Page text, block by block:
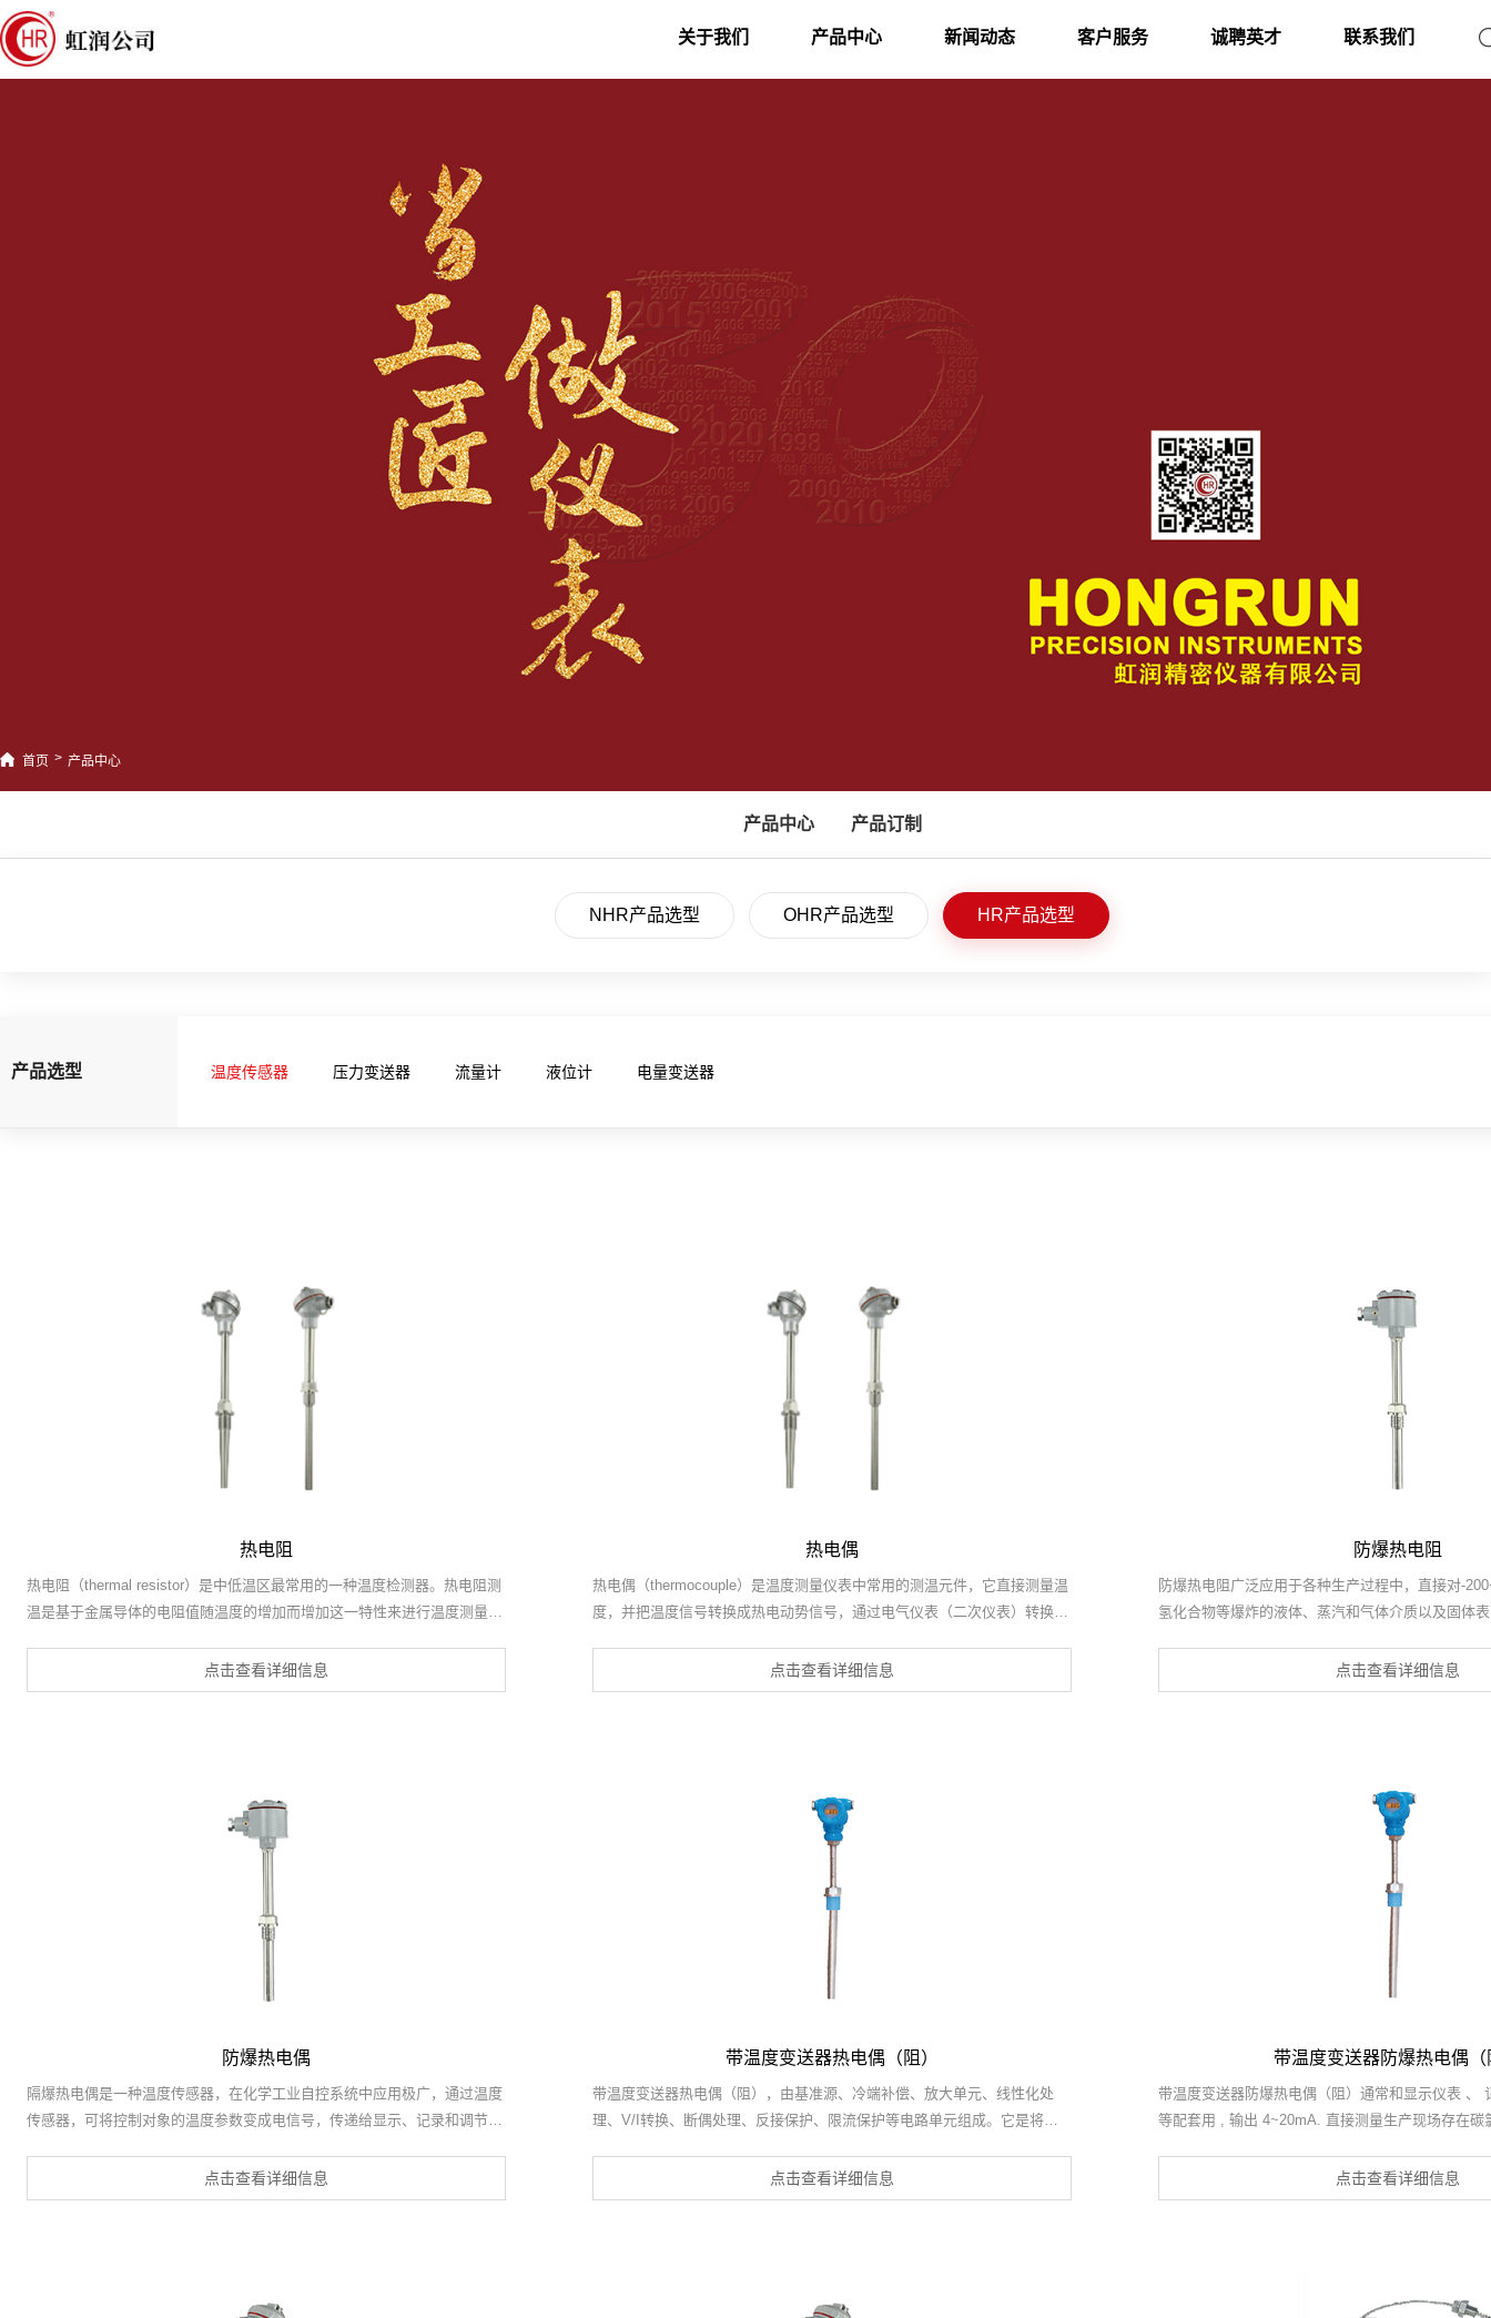
关于我们 产品中心 新闻动态 客户服务 诚聘英才 联系我们
首页 > 产品中心
产品中心 产品订制
NHR产品选型 OHR产品选型 HR产品选型
产品选型 温度传感器 压力变送器 流量计 液位计 电量变送器
热电阻
热电阻（thermal resistor）是中低温区最常用的一种温度检测器。热电阻测
温是基于金属导体的电阻值随温度的增加而增加这一特性来进行温度测量
最高的，它不仅广泛应用于工业测温，而且被制成标准的基准仪。
点击查看详细信息
热电偶
热电偶（thermocouple）是温度测量仪表中常用的测温元件，它直接测量温
度，并把温度信号转换成热电动势信号，通过电气仪表（二次仪表）转换成
构却大致相同，通常由热电极、绝缘套保护管和接线盒等主要部分组成，通
常和显示仪表、记录仪表及电子调节器配套使用。
点击查看详细信息
防爆热电阻
防爆热电阻广泛应用于各种生产过程中，直接对-
氢化合物等爆炸的液体、蒸汽和气体介质以及固体
点击查看详细信息
防爆热电偶
隔爆热电偶是一种温度传感器，在化学工业自控系统中应用极广，通过温度
传感器，可将控制对象的温度参数变成电信号，传递给显示、记录和调节
易爆等 化学气体、蒸汽，如果使用普通的热电偶非常不安全，极易引起环
境气体爆炸。
点击查看详细信息
带温度变送器热电偶（阻）
带温度变送器热电偶（阻），由基准源、冷端补偿、放大单元、线性化处
理、V/I转换、断偶处理、反接保护、限流保护等电路单元组成。它是将热
温度的非线性误差，最后放大转换为4～20mA电流输出信号。
点击查看详细信息
带温度变送器防爆热电偶（
带温度变送器防爆热电偶（阻）通常和显示仪表 、
等配套用 , 输出 4~20mA. 直接测量生产现场存在碳
点击查看详细信息